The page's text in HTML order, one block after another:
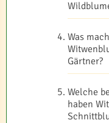
Was
Gärtner?
Welche
haben